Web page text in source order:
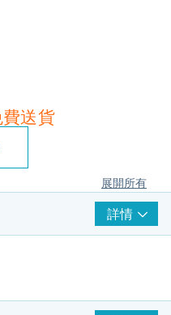
送貨
展開所有
詳情